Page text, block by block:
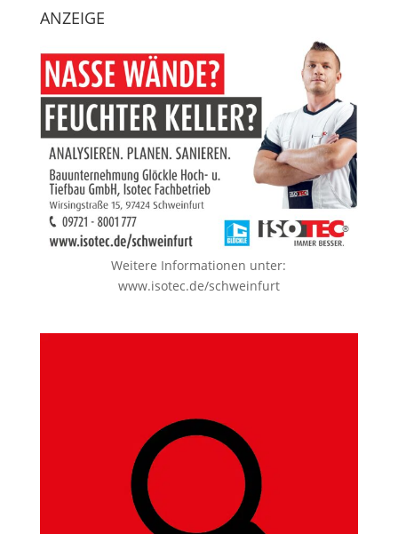
ANZEIGE
Weitere Informationen unter:
www.isotec.de/schweinfurt